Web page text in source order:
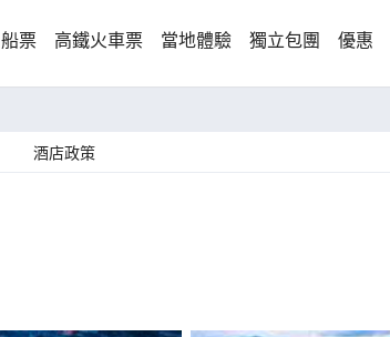
船票 高鐵火車票 當地體驗 獨立包團 優惠
酒店政策